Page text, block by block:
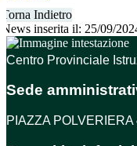
Torna Indietro
News inserita il: 25/09/
Centro Provinciale
Sede
PIAZZA